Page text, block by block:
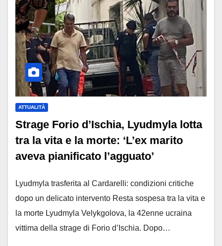
ATTUALITÀ
Strage Forio d’Ischia, Lyudmyla lotta
tra la vita e la morte: ‘L’ex marito
aveva pianificato l’agguato’
Lyudmyla trasferita al Cardarelli: condizioni critiche
dopo un delicato intervento Resta sospesa tra la vita e
la morte Lyudmyla Velykgolova, la 42enne ucraina
vittima della strage di Forio d’Ischia. Dopo…